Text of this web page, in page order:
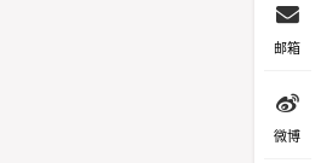
邮箱
微博